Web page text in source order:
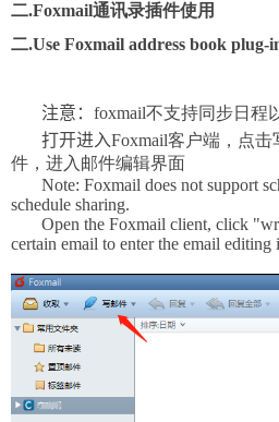
二.Foxmail通讯录插件使用
二.Use Foxmail address book plug-
注意： foxmail不支持同步日程
打开进入Foxmail客户端，点击
件，进入邮件编辑界面
Note: Foxmail does not support
schedule sharing.
Open the Foxmail client, click
certain email to enter the email editing